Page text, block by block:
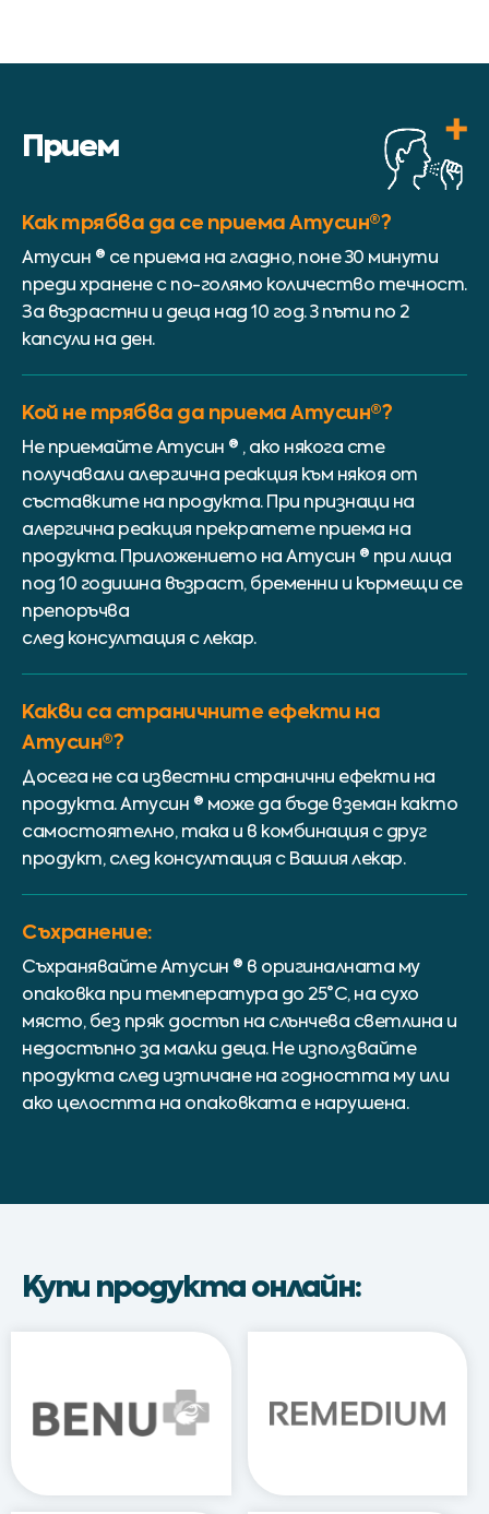
Прием
Как трябва да се приема Атусин®?
Атусин ® се приема на гладно, поне 30 минути
преди хранене с по-голямо количество течност.
За възрастни и деца над 10 год. 3 пъти по 2
капсули на ден.
Кой не трябва да приема Атусин®?
Не приемайте Атусин ® , ако някога сте
получавали алергична реакция към някоя от
съставките на продукта. При признаци на
алергична реакция прекратете приема на
продукта. Приложението на Атусин ® при лица
под 10 годишна възраст, бременни и кърмещи се
препоръчва
след консултация с лекар.
Какви са страничните ефекти на
Атусин®?
Досега не са известни странични ефекти на
продукта. Атусин ® може да бъде вземан както
самостоятелно, така и в комбинация с друг
продукт, след консултация с Вашия лекар.
Съхранение:
Съхранявайте Атусин ® в оригиналната му
опаковка при температура до 25°С, на сухо
място, без пряк достъп на слънчева светлина и
недостъпно за малки деца. Не използвайте
продукта след изтичане на годността му или
ако целостта на опаковката е нарушена.
Купи продукта онлайн: